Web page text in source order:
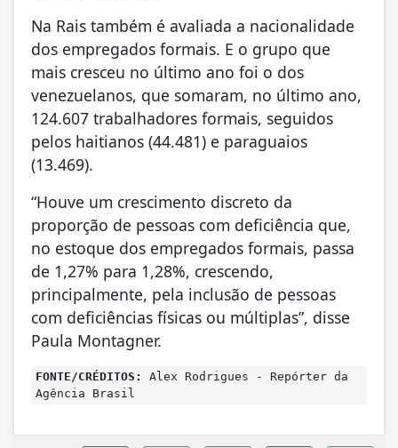
Na Rais também é avaliada a nacionalidade
dos empregados formais. E o grupo que
mais cresceu no último ano foi o dos
venezuelanos, que somaram, no último ano,
124.607 trabalhadores formais, seguidos
pelos haitianos (44.481) e paraguaios
(13.469).
“Houve um crescimento discreto da
proporção de pessoas com deficiência que,
no estoque dos empregados formais, passa
de 1,27% para 1,28%, crescendo,
principalmente, pela inclusão de pessoas
com deficiências físicas ou múltiplas”, disse
Paula Montagner.
FONTE/CRÉDITOS:
Alex Rodrigues - Repórter da
Agência Brasil